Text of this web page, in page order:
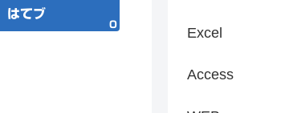
はてブ
0
Excel
Access